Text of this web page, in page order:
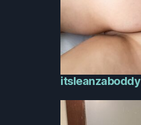
itsleanzaboddy